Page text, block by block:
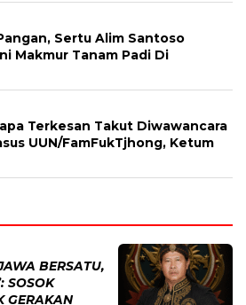
Sertu Alim Santoso
Makmur Tanam Padi Di
Terkesan Takut Diwawancara
UUN/FamFukTjhong, Ketum
BERSATU,
SOSOK
GERAKAN